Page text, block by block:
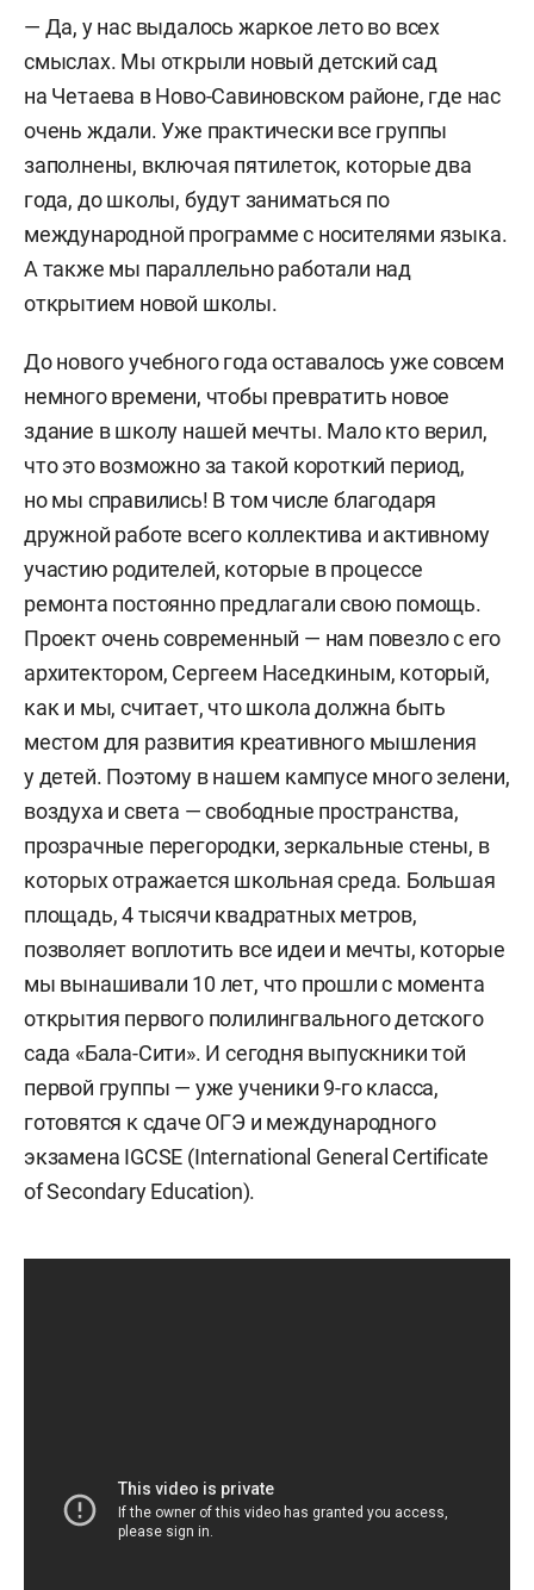
— Да, у нас выдалось жаркое лето во всех
смыслах. Мы открыли новый детский сад
на Четаева в Ново-Савиновском районе, где нас
очень ждали. Уже практически все группы
заполнены, включая пятилеток, которые два
года, до школы, будут заниматься по
международной программе с носителями языка.
А также мы параллельно работали над
открытием новой школы.
До нового учебного года оставалось уже совсем
немного времени, чтобы превратить новое
здание в школу нашей мечты. Мало кто верил,
что это возможно за такой короткий период,
но мы справились! В том числе благодаря
дружной работе всего коллектива и активному
участию родителей, которые в процессе
ремонта постоянно предлагали свою помощь.
Проект очень современный — нам повезло с его
архитектором, Сергеем Наседкиным, который,
как и мы, считает, что школа должна быть
местом для развития креативного мышления
у детей. Поэтому в нашем кампусе много зелени,
воздуха и света — свободные пространства,
прозрачные перегородки, зеркальные стены, в
которых отражается школьная среда. Большая
площадь, 4 тысячи квадратных метров,
позволяет воплотить все идеи и мечты, которые
мы вынашивали 10 лет, что прошли с момента
открытия первого полилингвального детского
сада «Бала-Сити». И сегодня выпускники той
первой группы — уже ученики 9-го класса,
готовятся к сдаче ОГЭ и международного
экзамена IGCSE (International General Certificate
of Secondary Education).